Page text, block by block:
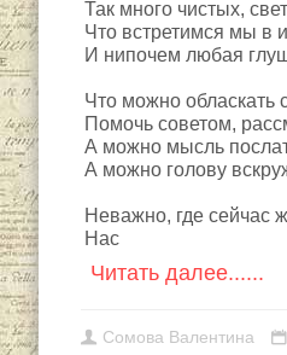
Так много чистых,
Что встретимся мы в
И нипочем любая
Что можно обласкать
Помочь советом,
А можно мысль
А можно голову
Неважно, где сейчас
Нас
Читать далее......
Сомовa Валентина